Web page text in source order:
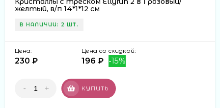
желтый, в/п 14*1*12 см
В НАЛИЧИИ: 2 ШТ.
Цена:
230 ₽
Цена со скидкой:
196 ₽ -15%
- + КУПИТЬ